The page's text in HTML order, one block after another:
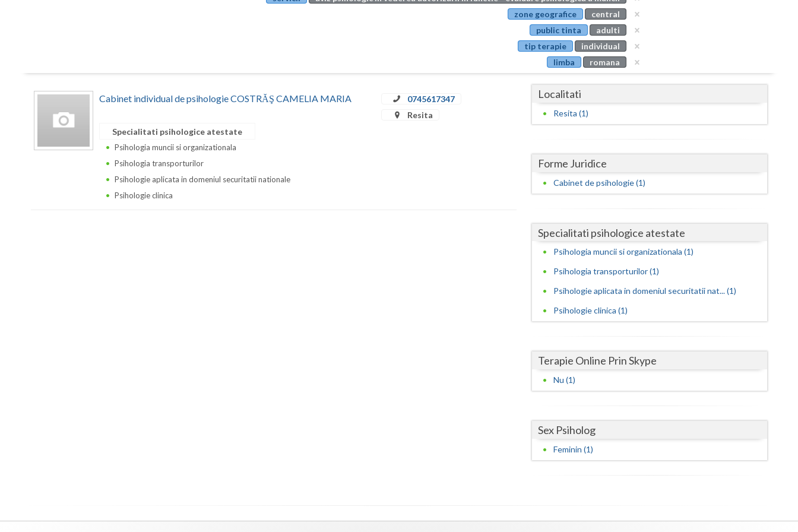
Buzau
Calarasi
Caras-Severin
Covasna
Dolj
Galati
Giurgiu
Gorj
Harghita
Hunedoara
Ialomita
Ilfov
Neamt
zone geografice
central
public tinta
adulti
tip terapie
individual
limba
romana
Cabinet individual de psihologie COSTRĂŞ CAMELIA MARIA
0745617347
Resita
Specialitati psihologice atestate
Psihologia muncii si organizationala
Psihologia transporturilor
Psihologie aplicata in domeniul securitatii nationale
Psihologie clinica
Localitati
Resita (1)
Forme Juridice
Cabinet de psihologie (1)
Specialitati psihologice atestate
Psihologia muncii si organizationala (1)
Psihologia transporturilor (1)
Psihologie aplicata in domeniul securitatii nat... (1)
Psihologie clinica (1)
Terapie Online Prin Skype
Nu (1)
Sex Psiholog
Feminin (1)